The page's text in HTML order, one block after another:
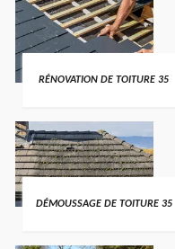
RÉNOVATION DE TOITURE 35
DÉMOUSSAGE DE TOITURE 35